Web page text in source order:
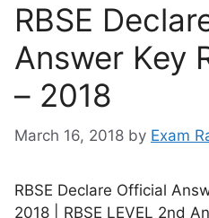
RBSE
Answer Key
– 2018
March 16, 2018 by Exam
RBSE Declare Official
2018 | RBSE LEVEL 2nd